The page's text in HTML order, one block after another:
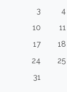
3
4
10
11
17
18
24
25
31